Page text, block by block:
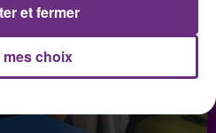
mes choix
et fermer